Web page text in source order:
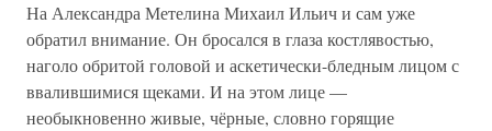
На Александра Метелина Михаил Ильич и сам уже
обратил внимание. Он бросался в глаза костлявостью,
наголо обритой головой и аскетически-бледным лицом с
ввалившимися щеками. И на этом лице —
необыкновенно живые, чёрные, словно горящие